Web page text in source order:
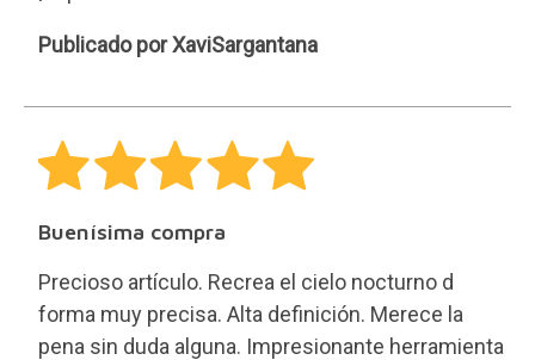
XaviSargantana
Publicado por XaviSargantana
Buenísima compra
Precioso artículo. Recrea el cielo nocturno d
forma muy precisa. Alta definición. Merece la
pena sin duda alguna. Impresionante herramienta